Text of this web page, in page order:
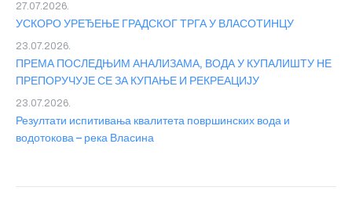
УСКОРО УРЕЂЕЊЕ ГРАДСКОГ ТРГА У ВЛАСОТИНЦУ
27.07.2026.
ПРЕМА ПОСЛЕДЊИМ АНАЛИЗАМА, ВОДА У КУПАЛИШТУ НЕ
ПРЕПОРУЧУЈЕ СЕ ЗА КУПАЊЕ И РЕКРЕАЦИЈУ
23.07.2026.
Резултати испитивања квалитета површинских вода и
водотокова – река Власина
23.07.2026.